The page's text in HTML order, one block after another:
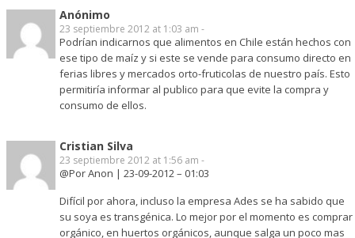
Anónimo
23 septiembre 2012 at 1:03 am -
Podrían indicarnos que alimentos en Chile están hechos con
ese tipo de maíz y si este se vende para consumo directo en
ferias libres y mercados orto-fruticolas de nuestro país. Esto
permitiría informar al publico para que evite la compra y
consumo de ellos.
Cristian Silva
23 septiembre 2012 at 1:56 am -
@Por Anon | 23-09-2012 – 01:03
Difícil por ahora, incluso la empresa Ades se ha sabido que
su soya es transgénica. Lo mejor por el momento es comprar
orgánico, en huertos orgánicos, aunque salga un poco mas